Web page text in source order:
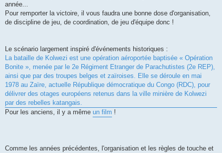
année...
Pour remporter la victoire, il vous faudra une bonne dose d'organisation,
de discipline de jeu, de coordination, de jeu d'équipe donc !
Le scénario largement inspiré d'événements historiques :
La bataille de Kolwezi est une opération aéroportée baptisée « Opération
Bonite », menée par le 2e Régiment Etranger de Parachutistes (2e REP),
ainsi que par des troupes belges et zaïroises. Elle se déroule en mai
1978 au Zaïre, actuelle République démocratique du Congo (RDC), pour
délivrer des otages européens retenus dans la ville minière de Kolwezi
par des rebelles katangais.
Pour les anciens, il y a même un film !
Comme les années précédentes, l'organisation et les règles de touche et